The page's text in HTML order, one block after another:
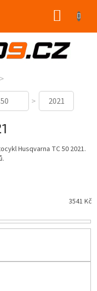
2021
Husqvarna TC 50 2021.
3541 Kč